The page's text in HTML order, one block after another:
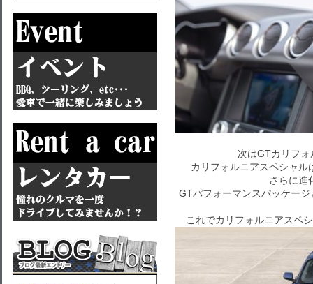
次はGTカリフ
カリフォルニアスペシャ
さらに進
GTパフォーマンスパッケー
これでカリフォルニアスペ